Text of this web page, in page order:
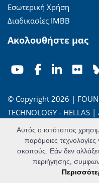
Εσωτερική Χρήση
Διαδικασίες ΙΜΒΒ
Ακολουθήστε μας
© Copyright 2026 |
TECHNOLOGY - HELLAS
'Οροι Χρήσης|Πολιτική
Powered byApogee Information
Αυτός ο ιστότοπος
παρόμοιες τεχνολογίες
σκοπούς. Εάν δεν
περιήγησης,